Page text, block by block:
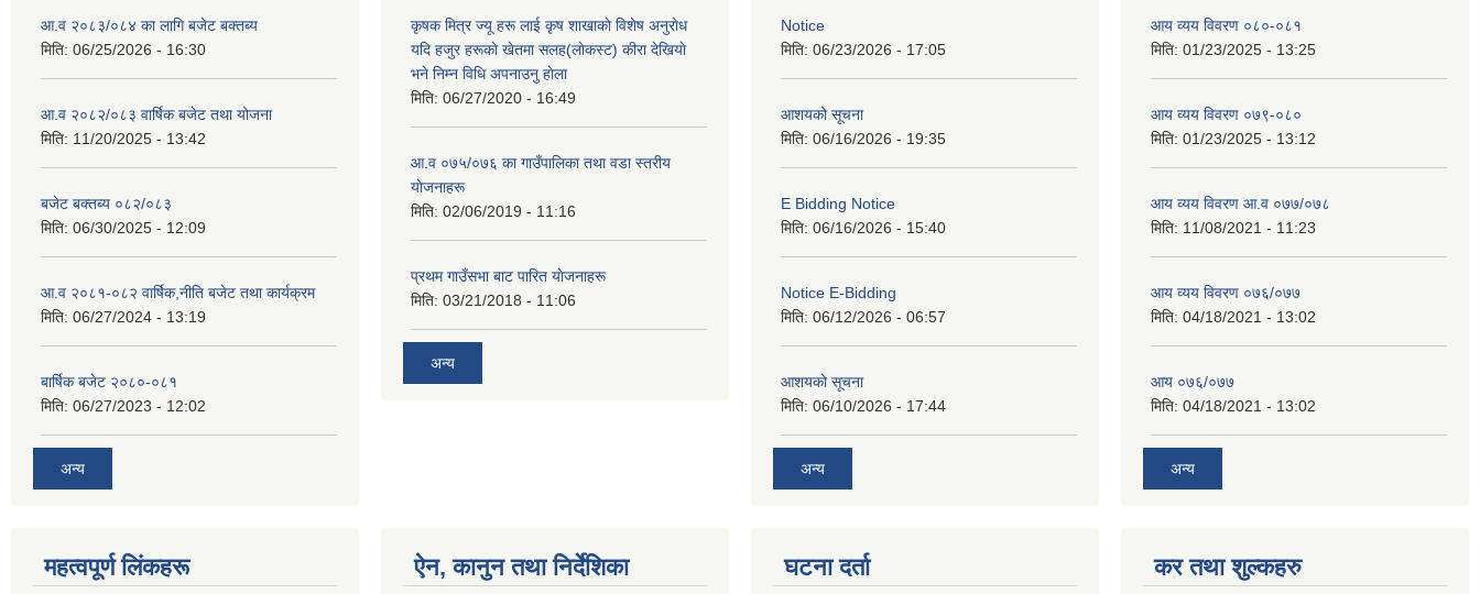
आ.व २०८३/०८४ का लागि बजेट बक्तब्य
मिति: 06/25/2026 - 16:30
आ.व २०८२/०८३ वार्षिक बजेट तथा योजना
मिति: 11/20/2025 - 13:42
बजेट बक्तब्य ०८२/०८३
मिति: 06/30/2025 - 12:09
आ.व २०८१-०८२ वार्षिक,नीति बजेट तथा कार्यक्रम
मिति: 06/27/2024 - 13:19
बार्षिक बजेट २०८०-०८१
मिति: 06/27/2023 - 12:02
अन्य
कृषक मित्र ज्यू हरू लाई कृष शाखाकाे विशेष अनुराेध
यदि हजुर हरूकाे खेतमा सलह(लाेकस्ट) कीरा देखियाे
भने निम्न विधि अपनाउनु हाेला
मिति: 06/27/2020 - 16:49
आ‍.व ०७५/०७६ का गाउँपालिका तथा वडा स्तरीय
याेजनाहरू
मिति: 02/06/2019 - 11:16
प्रथम गाउँसभा बाट पारित याेजनाहरू
मिति: 03/21/2018 - 11:06
अन्य
Notice
मिति: 06/23/2026 - 17:05
आशयको सूचना
मिति: 06/16/2026 - 19:35
E Bidding Notice
मिति: 06/16/2026 - 15:40
Notice E-Bidding
मिति: 06/12/2026 - 06:57
आशयको सूचना
मिति: 06/10/2026 - 17:44
अन्य
आय व्यय विवरण ०८०-०८१
मिति: 01/23/2025 - 13:25
आय व्यय विवरण ०७९-०८०
मिति: 01/23/2025 - 13:12
आय व्यय विवरण आ.व ०७७/०७८
मिति: 11/08/2021 - 11:23
आय व्यय विवरण ०७६/०७७
मिति: 04/18/2021 - 13:02
आय ०७६/०७७
मिति: 04/18/2021 - 13:02
अन्य
महत्वपूर्ण लिंकहरू ऐन, कानुन तथा निर्देशिका घटना दर्ता कर तथा शुल्कहरु